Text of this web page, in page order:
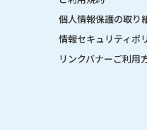
個人情報保護の取り
情報セキュリティポ
リンクバナーご利用